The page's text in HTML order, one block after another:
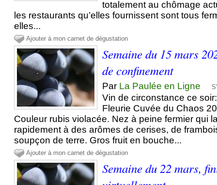
totalement au chômage
les restaurants qu’elles fournissent sont tous
elles...
Ajouter à mon carnet de dégustation
Semaine du 15 mars
de confinement
Par La Paulée en Ligne
Vin de circonstance ce
Fleurie Cuvée du Chaos
Couleur rubis violacée. Nez à peine fermier qui
rapidement à des arômes de cerises, de
soupçon de terre. Gros fruit en bouche...
Ajouter à mon carnet de dégustation
Semaine du 22 mars,